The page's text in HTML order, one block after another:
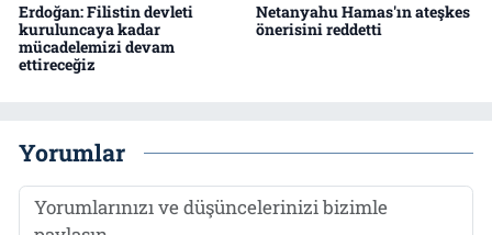
Erdoğan: Filistin devleti
kuruluncaya kadar
mücadelemizi devam
ettireceğiz
Netanyahu Hamas'ın ateşkes
önerisini reddetti
Yorumlar